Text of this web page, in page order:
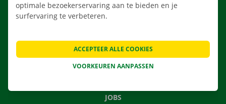
VEELGESTELDE VRAGEN
NIEUWS
JOBS
optimale bezoekerservaring aan te bieden en je
surfervaring te verbeteren.
VOORKEUREN AANPASSEN
ACCEPTEER ALLE COOKIES